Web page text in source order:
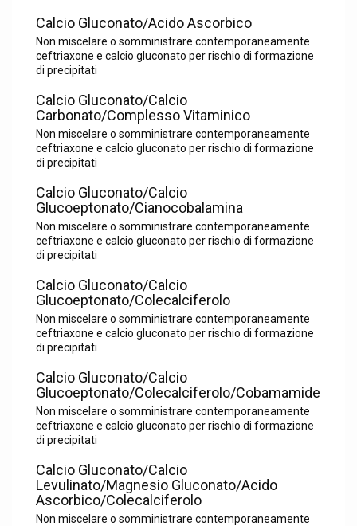
Calcio Gluconato/Acido Ascorbico
Non miscelare o somministrare contemporaneamente
ceftriaxone e calcio gluconato per rischio di formazione
di precipitati
Calcio Gluconato/Calcio
Carbonato/Complesso Vitaminico
Non miscelare o somministrare contemporaneamente
ceftriaxone e calcio gluconato per rischio di formazione
di precipitati
Calcio Gluconato/Calcio
Glucoeptonato/Cianocobalamina
Non miscelare o somministrare contemporaneamente
ceftriaxone e calcio gluconato per rischio di formazione
di precipitati
Calcio Gluconato/Calcio
Glucoeptonato/Colecalciferolo
Non miscelare o somministrare contemporaneamente
ceftriaxone e calcio gluconato per rischio di formazione
di precipitati
Calcio Gluconato/Calcio
Glucoeptonato/Colecalciferolo/Cobamamide
Non miscelare o somministrare contemporaneamente
ceftriaxone e calcio gluconato per rischio di formazione
di precipitati
Calcio Gluconato/Calcio
Levulinato/Magnesio Gluconato/Acido
Ascorbico/Colecalciferolo
Non miscelare o somministrare contemporaneamente